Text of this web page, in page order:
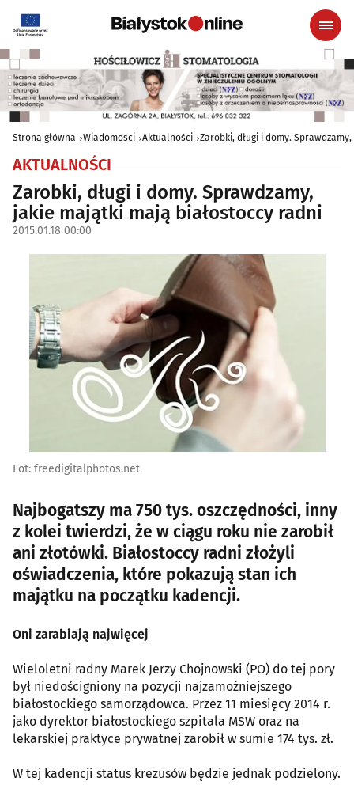
Strona główna Wiadomości Aktualności Zarobki, długi i domy.
AKTUALNOŚCI
Zarobki, długi i domy. Sprawdzamy,
jakie majątki mają białostoccy radni
2015.01.18 00:00
Fot: freedigitalphotos.net
Najbogatszy ma 750 tys. oszczędności, inny
z kolei twierdzi, że w ciągu roku nie zarobił
ani złotówki. Białostoccy radni złożyli
oświadczenia, które pokazują stan ich
majątku na początku kadencji.
Oni zarabiają najwięcej
Wieloletni radny Marek Jerzy Chojnowski (PO) do tej pory
był niedościgniony na pozycji najzamożniejszego
białostockiego samorządowca. Przez 11 miesięcy 2014 r.
jako dyrektor białostockiego szpitala MSW oraz na
lekarskiej praktyce prywatnej zarobił w sumie 174 tys. zł.
W tej kadencji status krezusów będzie jednak podzielony.